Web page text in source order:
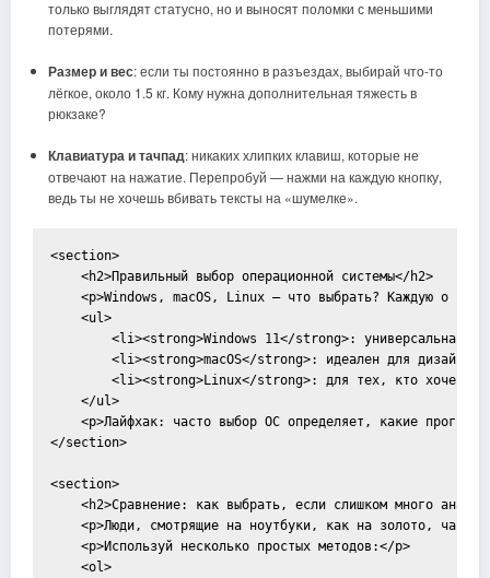
только выглядят статусно, но и выносят поломки с меньшими
потерями.
Размер и вес: если ты постоянно в разъездах, выбирай что-то
лёгкое, около 1.5 кг. Кому нужна дополнительная тяжесть в
рюкзаке?
Клавиатура и тачпад: никаких хлипких клавиш, которые не
отвечают на нажатие. Перепробуй — нажми на каждую кнопку,
ведь ты не хочешь вбивать тексты на «шумелке».
<section>
    <h2>Правильный выбор операционной системы</h2>
<p>Windows, macOS, Linux — что выбрать? Каждую о
    <ul>
<li><strong>Windows 11</strong>: универсальная
<li><strong>macOS</strong>: идеален для
<li><strong>Linux</strong>: для тех, кто хочет
    </ul>
<p>Лайфхак: часто выбор ОС определяет, какие
</section>
<section>
<h2>Сравнение: как выбрать, если слишком много
<p>Люди, смотрящие на ноутбуки, как на золото,
    <p>Используй несколько простых методов:</p>
    <ol>